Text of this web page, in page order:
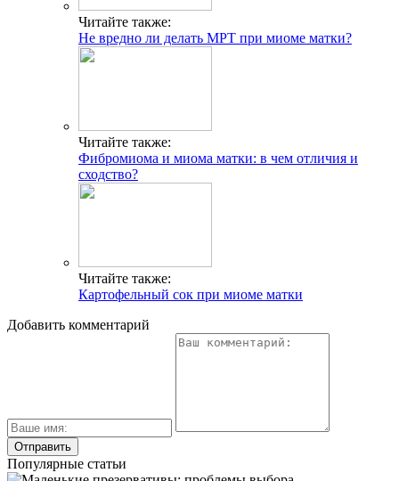
Читайте также:
Не вредно ли делать МРТ при миоме матки?
Читайте также:
Фибромиома и миома матки: в чем отличия и
сходство?
Читайте также:
Картофельный сок при миоме матки
Добавить комментарий
Популярные статьи